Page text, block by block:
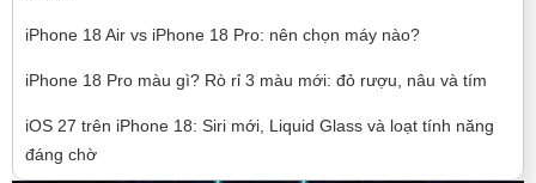
iPhone 18 Air vs iPhone 18 Pro: nên chọn máy nào?
iPhone 18 Pro màu gì? Rò rỉ 3 màu mới: đỏ rượu, nâu và tím
iOS 27 trên iPhone 18: Siri mới, Liquid Glass và loạt tính năng
đáng chờ